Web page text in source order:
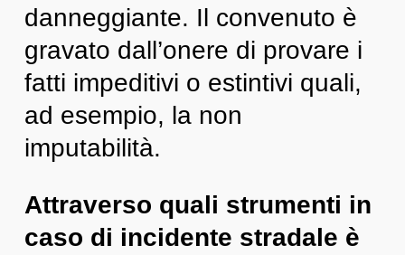
danneggiante. Il convenuto è
gravato dall’onere di provare i
fatti impeditivi o estintivi quali,
ad esempio, la non
imputabilità.
Attraverso quali strumenti in
caso di incidente stradale è